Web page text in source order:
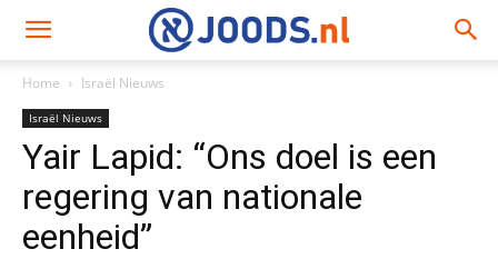
Home Israël Nieuws
Israël Nieuws
Yair Lapid: “Ons doel is een
regering van nationale
eenheid”